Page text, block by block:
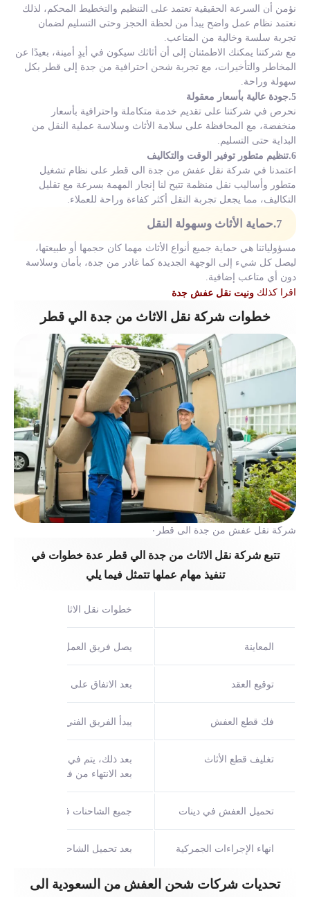
نؤمن أن السرعة الحقيقية تعتمد على التنظيم والتخطيط المحكم، لذلك
نعتمد نظام عمل واضح يبدأ من لحظة الحجز وحتى التسليم لضمان
تجربة سلسة وخالية من المتاعب.
مع شركتنا يمكنك الاطمئنان إلى أن أثاثك سيكون في أيدٍ أمينة، بعيدًا عن
المخاطر والتأخيرات، مع تجربة شحن احترافية من جدة إلى قطر بكل
سهولة وراحة.
5.جودة عالية بأسعار معقولة
نحرص في شركتنا على تقديم خدمة متكاملة واحترافية بأسعار
منخفضة، مع المحافظة على سلامة الأثاث وسلاسة عملية النقل من
البداية حتى التسليم.
6.تنظيم متطور توفير الوقت والتكاليف
اعتمدنا في شركة نقل عفش من جدة الى قطر على نظام تشغيل
متطور وأساليب نقل منظمة تتيح لنا إنجاز المهمة بسرعة مع تقليل
التكاليف، مما يجعل تجربة النقل أكثر كفاءة وراحة للعملاء.
7.حماية الأثاث وسهولة النقل
مسؤولياتنا هي حماية جميع أنواع الأثاث مهما كان حجمها أو طبيعتها،
ليصل كل شيء إلى الوجهة الجديدة كما غادر من جدة، بأمان وسلاسة
دون أي متاعب إضافية.
اقرا كذلك ونيت نقل عفش جدة
خطوات شركة نقل الاثاث من جدة الي قطر
شركة نقل عفش من جدة الى قطر٠
تتبع شركة نقل الاثاث من جدة الي قطر عدة خطوات في
تنفيذ مهام عملها تتمثل فيما يلي
خطوات نقل الاثاث من جدة الى
المعاينة يصل فريق العمل الخاص
توقيع العقد بعد الاتفاق على السعر وإتمام
فك قطع العفش يبدأ الفريق الفني بفك قطع
تغليف قطع الأثاث
بعد ذلك، يتم في شركة نقل عفش
بعد الانتهاء من فك وتغليف
تحميل العفش في دينات جميع الشاحنات في شركة نقل
انهاء الإجراءات الجمركية بعد تحميل الشاحنات بكافة
تحديات شركات شحن العفش من السعودية الى